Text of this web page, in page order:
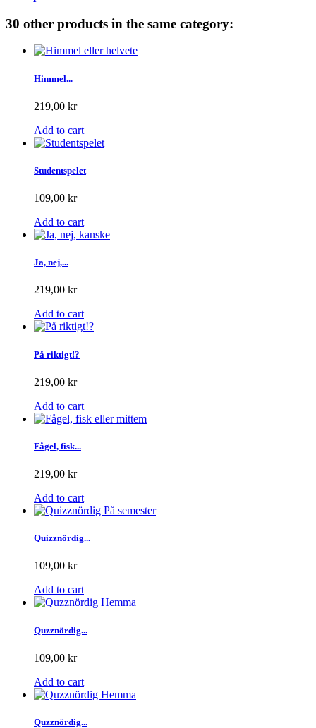
30 other products in the same category:
Himmel...
219,00 kr
Add to cart
Studentspelet
109,00 kr
Add to cart
Ja, nej,...
219,00 kr
Add to cart
På riktigt!?
219,00 kr
Add to cart
Fågel, fisk...
219,00 kr
Add to cart
Quizznördig...
109,00 kr
Add to cart
Quzznördig...
109,00 kr
Add to cart
Quzznördig...